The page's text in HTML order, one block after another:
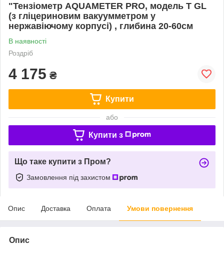
"Тензіометр AQUAMETER PRO, модель Т GL
(з гліцериновим вакуумметром у
нержавіючому корпусі) , глибина 20-60см
В наявності
Роздріб
4 175 ₴
Купити
або
Купити з
Що таке купити з Пром?
Замовлення під захистом
Опис Доставка Оплата Умови повернення
Опис